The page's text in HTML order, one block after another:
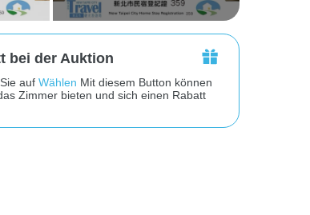
bei der Auktion
aufWählen Mit diesem Button können
Zimmer bieten und sich einen Rabatt